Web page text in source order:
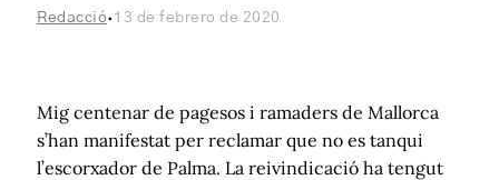
Redacció· 13 de febrero de 2020
Mig centenar de pagesos i ramaders de Mallorca
s’han manifestat per reclamar que no es tanqui
l’escorxador de Palma. La reivindicació ha tengut